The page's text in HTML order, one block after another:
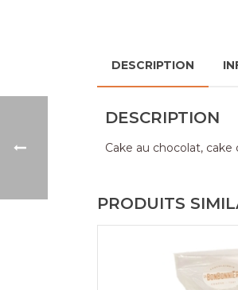
DESCRIPTION
DESCRIPTION
Cake au chocolat,
PRODUITS